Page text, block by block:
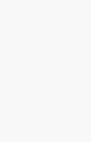
お店です。
た。